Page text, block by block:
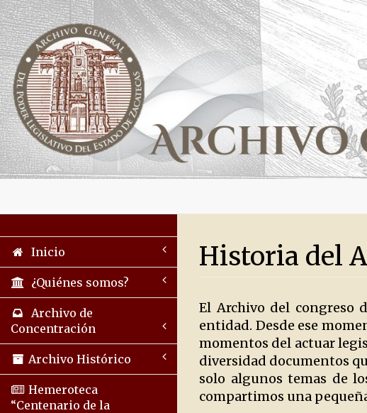
Inicio
¿Quiénes somos?
Archivo de
Concentración
Archivo Histórico
Hemeroteca
“Centenario de la
Historia del
El Archivo del congreso
entidad. Desde ese
momentos del actuar
diversidad documentos
solo algunos temas de
compartimos una